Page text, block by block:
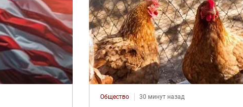
Общество 30 минут назад